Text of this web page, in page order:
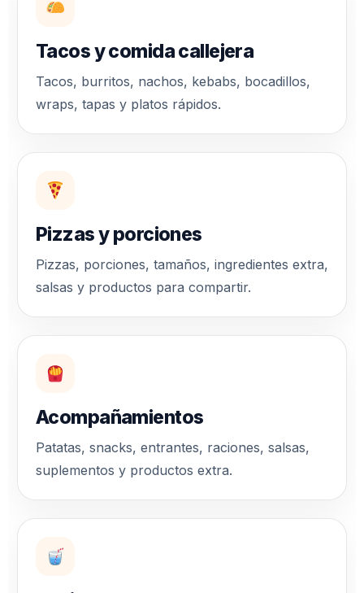
Tacos y comida callejera
Tacos, burritos, nachos, kebabs, bocadillos,
wraps, tapas y platos rápidos.
Pizzas y porciones
Pizzas, porciones, tamaños, ingredientes extra,
salsas y productos para compartir.
Acompañamientos
Patatas, snacks, entrantes, raciones, salsas,
suplementos y productos extra.